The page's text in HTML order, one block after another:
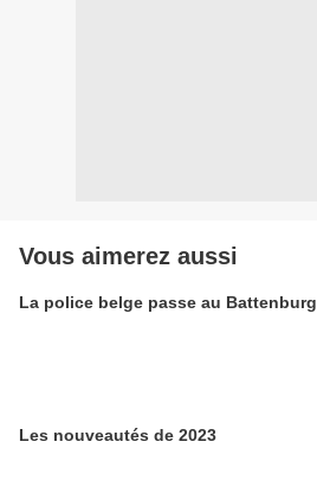
Vous aimerez aussi
La police belge passe au Battenburg
Les nouveautés de 2023